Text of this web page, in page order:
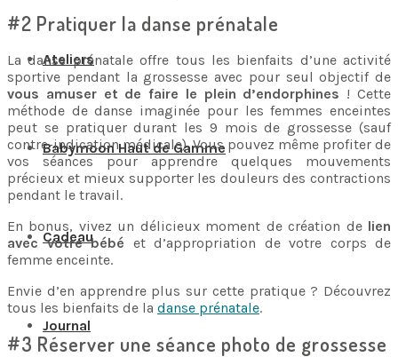
Ateliers
Babymoon Haut de Gamme
Cadeau
Journal
#2 Pratiquer la danse prénatale
La danse prénatale offre tous les bienfaits d’une activité
sportive pendant la grossesse avec pour seul objectif de
vous amuser et de faire le plein d’endorphines ! Cette
méthode de danse imaginée pour les femmes enceintes
peut se pratiquer durant les 9 mois de grossesse (sauf
contre-indication médicale). Vous pouvez même profiter de
vos séances pour apprendre quelques mouvements
précieux et mieux supporter les douleurs des contractions
pendant le travail.
En bonus, vivez un délicieux moment de création delien
avec votre bébé et d’appropriation de votre corps de
femme enceinte.
Envie d’en apprendre plus sur cette pratique ? Découvrez
tous les bienfaits de la danse prénatale.
#3 Réserver une séance photo de grossesse